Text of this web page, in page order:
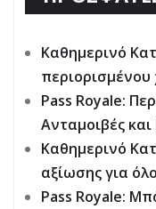
Καθημερινό
Pass Royale:
Ανταμοιβές
Καθημερινό
αξίωσης για
Pass Royale: